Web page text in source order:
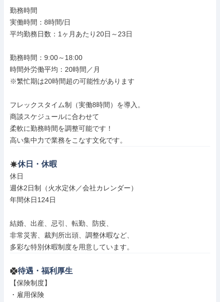
勤務時間
実働時間：8時間/日
平均勤務日数：1ヶ月あたり20日～23日
勤務時間：9:00～18:00
時間外労働平均：20時間／月
※繁忙期は20時間超の可能性があります
フレックスタイム制（実働8時間）を導入。
商談スケジュールに合わせて
柔軟に勤務時間を調整可能です！
高い集中力で業務をこなす文化です。
休日・休暇
休日
週休2日制（火水定休／会社カレンダー）
年間休日124日
結婚、出産、忌引、転勤、防疫、
非常災害、裁判所出頭、調整休暇など、
多彩な特別休暇制度を用意しています。
待遇・福利厚生
【保険制度】
・雇用保険